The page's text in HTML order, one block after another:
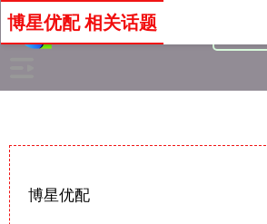
博星优配
博星优配 相关话题